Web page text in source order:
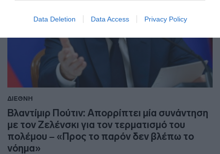
Data Deletion Data Access Privacy Policy
ΔΙΕΘΝΗ
Βλαντίμιρ Πούτιν: Απορρίπτει μία συνάντηση
με τον Ζελένσκι για τον τερματισμό του
πολέμου – «Προς το παρόν δεν βλέπω το
νόημα»